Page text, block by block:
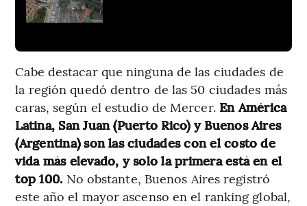
Cabe destacar que ninguna de las ciudades de
la región quedó dentro de las 50 ciudades más
caras, según el estudio de Mercer. En América
Latina, San Juan (Puerto Rico) y Buenos Aires
(Argentina) son las ciudades con el costo de
vida más elevado, y solo la primera está en el
top 100. No obstante, Buenos Aires registró
este año el mayor ascenso en el ranking global,